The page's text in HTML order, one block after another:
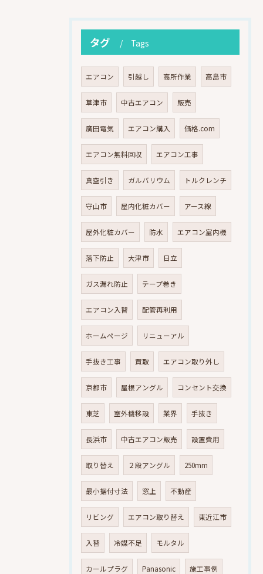
タグ Tags
エアコン 引越し 高所作業 高島市
草津市 中古エアコン 販売
廣田電気 エアコン購入 価格.com
エアコン無料回収 エアコン工事
真空引き ガルバリウム トルクレンチ
守山市 屋内化粧カバー アース線
屋外化粧カバー 防水 エアコン室内機
落下防止 大津市 日立
ガス漏れ防止 テープ巻き
エアコン入替 配管再利用
ホームページ リニューアル
手抜き工事 買取 エアコン取り外し
京都市 屋根アングル コンセント交換
東芝 室外機移設 業界 手抜き
長浜市 中古エアコン販売 設置費用
取り替え ２段アングル 250mm
最小据付寸法 窓上 不動産
リビング エアコン取り替え 東近江市
入替 冷媒不足 モルタル
カールプラグ Panasonic 施工事例